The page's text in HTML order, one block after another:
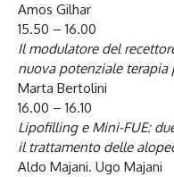
Amos Gilhar
15.50 – 16.00
Il modulatore del
nuova potenziale
Marta Bertolini
16.00 – 16.10
Lipofilling e Mini-FUE:
il trattamento delle
Aldo Majani. Ugo Majani